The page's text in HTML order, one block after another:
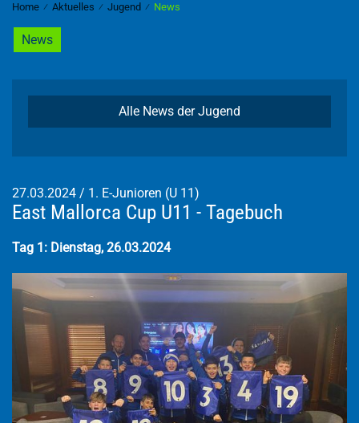
Home ⁄ Aktuelles ⁄ Jugend ⁄ News
News
Alle News der Jugend
27.03.2024 / 1. E-Junioren (U 11)
East Mallorca Cup U11 - Tagebuch
Tag 1: Dienstag, 26.03.2024